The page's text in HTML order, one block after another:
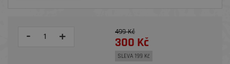
- + 499 Kč
300 Kč
SLEVA 199 Kč